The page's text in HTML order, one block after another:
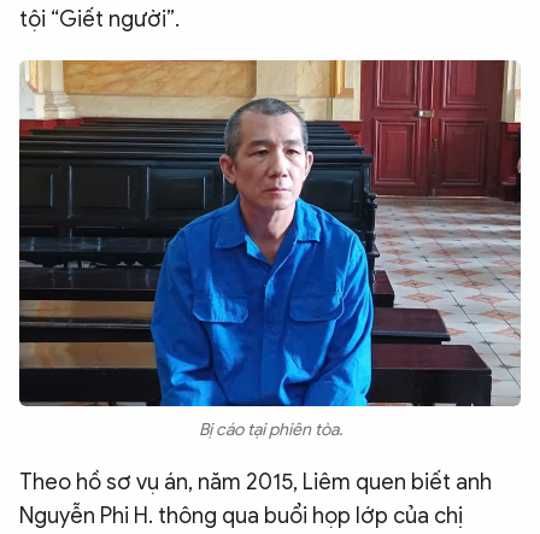
QUỐC TẾ
VĂN HÓA - THỂ THAO
BẠN ĐỌC & CAND
ĐA PHƯƠNG TIỆN
eMagazine
Podcast
Video Ảnh
Infographic
An ninh thế giớiVăn nghệ Công an
tội “Giết người”.
Bị cáo tại phiên tòa.
Theo hồ sơ vụ án, năm 2015, Liêm quen biết anh
Nguyễn Phi H. thông qua buổi họp lớp của chị